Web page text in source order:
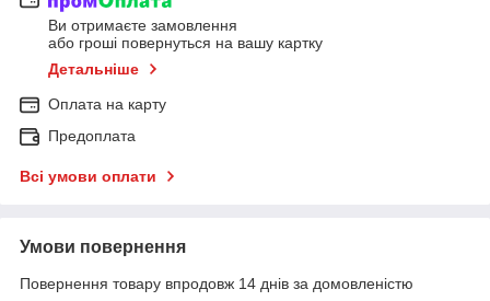
Ви отримаєте замовлення
або гроші повернуться на вашу картку
Детальніше
Оплата на карту
Предоплата
Всі умови оплати
Умови повернення
Повернення товару впродовж 14 днів за домовленістю